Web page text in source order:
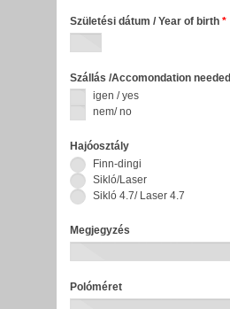
Születési dátum / Year of birth *
Szállás /Accomondation needed
igen / yes
nem/ no
Hajóosztály
Finn-dingi
Sikló/Laser
Sikló 4.7/ Laser 4.7
Megjegyzés
Polóméret